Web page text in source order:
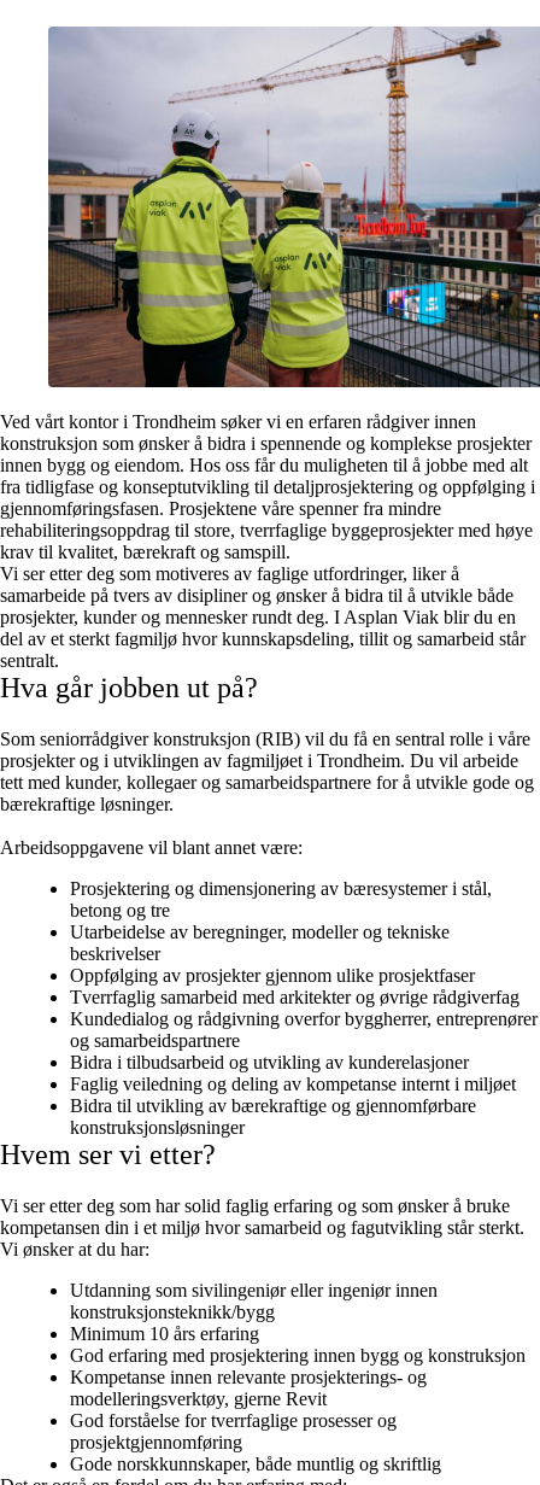
Ved vårt kontor i Trondheim søker vi en erfaren rådgiver innen
konstruksjon som ønsker å bidra i spennende og komplekse prosjekter
innen bygg og eiendom. Hos oss får du muligheten til å jobbe med alt
fra tidligfase og konseptutvikling til detaljprosjektering og oppfølging i
gjennomføringsfasen. Prosjektene våre spenner fra mindre
rehabiliteringsoppdrag til store, tverrfaglige byggeprosjekter med høye
krav til kvalitet, bærekraft og samspill.
Vi ser etter deg som motiveres av faglige utfordringer, liker å
samarbeide på tvers av disipliner og ønsker å bidra til å utvikle både
prosjekter, kunder og mennesker rundt deg. I Asplan Viak blir du en
del av et sterkt fagmiljø hvor kunnskapsdeling, tillit og samarbeid står
sentralt.
Hva går jobben ut på?
Som seniorrådgiver konstruksjon (RIB) vil du få en sentral rolle i våre
prosjekter og i utviklingen av fagmiljøet i Trondheim. Du vil arbeide
tett med kunder, kollegaer og samarbeidspartnere for å utvikle gode og
bærekraftige løsninger.
Arbeidsoppgavene vil blant annet være:
Prosjektering og dimensjonering av bæresystemer i stål,
betong og tre
Utarbeidelse av beregninger, modeller og tekniske
beskrivelser
Oppfølging av prosjekter gjennom ulike prosjektfaser
Tverrfaglig samarbeid med arkitekter og øvrige rådgiverfag
Kundedialog og rådgivning overfor byggherrer, entreprenører
og samarbeidspartnere
Bidra i tilbudsarbeid og utvikling av kunderelasjoner
Faglig veiledning og deling av kompetanse internt i miljøet
Bidra til utvikling av bærekraftige og gjennomførbare
konstruksjonsløsninger
Hvem ser vi etter?
Vi ser etter deg som har solid faglig erfaring og som ønsker å bruke
kompetansen din i et miljø hvor samarbeid og fagutvikling står sterkt.
Vi ønsker at du har:
Utdanning som sivilingeniør eller ingeniør innen
konstruksjonsteknikk/bygg
Minimum 10 års erfaring
God erfaring med prosjektering innen bygg og konstruksjon
Kompetanse innen relevante prosjekterings- og
modelleringsverktøy, gjerne Revit
God forståelse for tverrfaglige prosesser og
prosjektgjennomføring
Gode norskkunnskaper, både muntlig og skriftlig